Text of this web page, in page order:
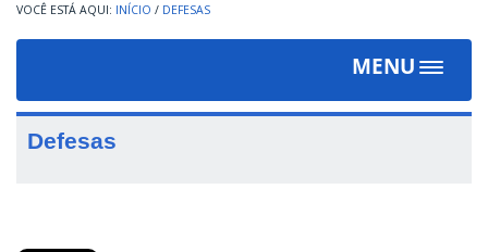
INÍCIO / DEFESAS
MENU
Toggle
Defesas